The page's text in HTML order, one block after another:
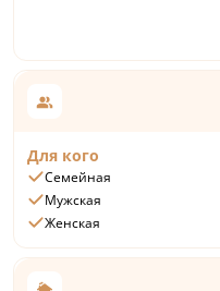
Для кого
Семейная
Мужская
Женская